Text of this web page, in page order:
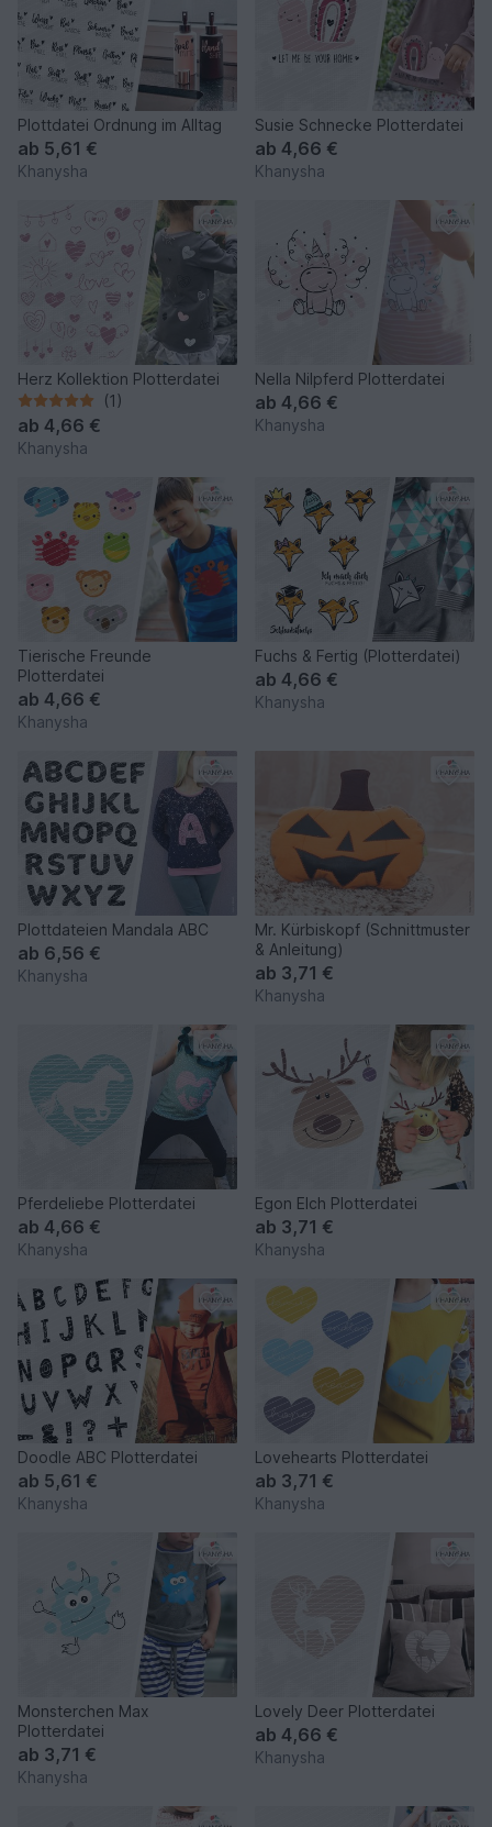
Plottdatei Ordnung im Alltag
ab 5,61 €
Khanysha
Susie Schnecke Plotterdatei
ab 4,66 €
Khanysha
Herz Kollektion Plotterdatei
(1)
ab 4,66 €
Khanysha
Nella Nilpferd Plotterdatei
ab 4,66 €
Khanysha
Tierische Freunde
Plotterdatei
ab 4,66 €
Khanysha
Fuchs & Fertig (Plotterdatei)
ab 4,66 €
Khanysha
Plottdateien Mandala ABC
ab 6,56 €
Khanysha
Mr. Kürbiskopf (Schnittmuster
& Anleitung)
ab 3,71 €
Khanysha
Pferdeliebe Plotterdatei
ab 4,66 €
Khanysha
Egon Elch Plotterdatei
ab 3,71 €
Khanysha
Doodle ABC Plotterdatei
ab 5,61 €
Khanysha
Lovehearts Plotterdatei
ab 3,71 €
Khanysha
Monsterchen Max
Plotterdatei
ab 3,71 €
Khanysha
Lovely Deer Plotterdatei
ab 4,66 €
Khanysha